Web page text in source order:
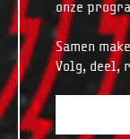
onze
Samen
Volg, deel,